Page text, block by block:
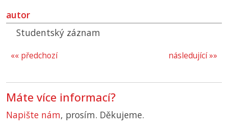
autor
Studentský záznam
následující »»
«« předchozí
Máte více informací?
Napište nám, prosím. Děkujeme.